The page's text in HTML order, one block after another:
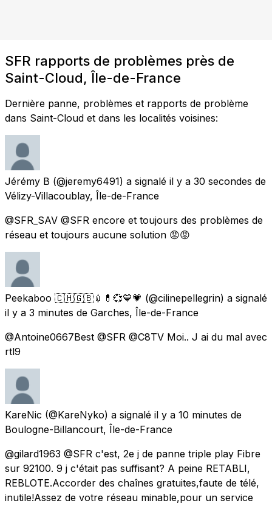
SFR rapports de problèmes près de
Saint-Cloud, Île-de-France
Dernière panne, problèmes et rapports de problème
dans Saint-Cloud et dans les localités voisines:
Jérémy B (@jeremy6491) a signalé il y a 30 secondes de
Vélizy-Villacoublay, Île-de-France
@SFR_SAV @SFR encore et toujours des problèmes de
réseau et toujours aucune solution 😡😡
Peekaboo 🇨🇭🇬🇧💉💊💞💙💗 (@cilinepellegrin) a signalé
il y a 3 minutes de Garches, Île-de-France
@Antoine0667Best @SFR @C8TV Moi.. J ai du mal avec
rtl9
KareNic (@KareNyko) a signalé il y a 10 minutes de
Boulogne-Billancourt, Île-de-France
@gilard1963 @SFR c'est, 2e j de panne triple play Fibre
sur 92100. 9 j c'était pas suffisant? A peine RETABLI,
REBLOTE.Accorder des chaînes gratuites,faute de télé,
inutile!Assez de votre réseau minable,pour un service